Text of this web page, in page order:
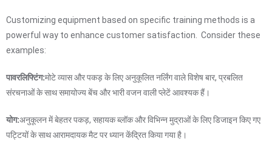
Customizing equipment based on specific training methods is a
powerful way to enhance customer satisfaction. Consider these
examples:
पावरलिफ्टिंग:मोटे व्यास और पकड़ के लिए अनुकूलित नर्लिंग वाले विशेष बार, प्रबलित
संरचनाओं के साथ समायोज्य बेंच और भारी वजन वाली प्लेटें आवश्यक हैं।
योग:अनुकूलन में बेहतर पकड़, सहायक ब्लॉक और विभिन्न मुद्राओं के लिए डिजाइन किए गए
पट्टियों के साथ आरामदायक मैट पर ध्यान केंद्रित किया गया है।